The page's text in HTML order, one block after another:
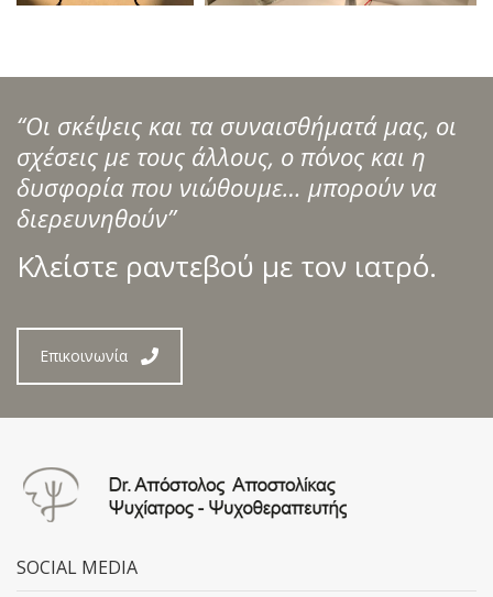
“Οι σκέψεις και τα συναισθήματά μας, οι
σχέσεις με τους άλλους, ο πόνος και η
δυσφορία που νιώθουμε… μπορούν να
διερευνηθούν”
Κλείστε ραντεβού με τον ιατρό.
Επικοινωνία
SOCIAL MEDIA